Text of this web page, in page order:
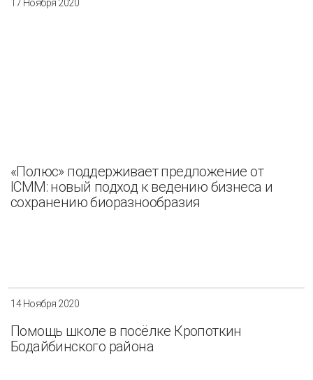
17 Ноября 2020
«Полюс» поддерживает предложение от
ICMM: новый подход к ведению бизнеса и
сохранению биоразнообразия
14 Ноября 2020
Помощь школе в посёлке Кропоткин
Бодайбинского района